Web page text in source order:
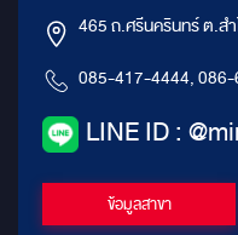
465 ถ.ศรีนครินทร์ ต.สำ
085-417-4444,
LINE ID :
ข้อมูลสาขา